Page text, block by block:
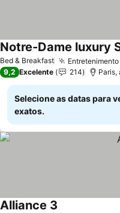
Bed & Breakfast
9,2 Excelente 214 Paris,
Selecione as datas para
exatos.
Alliance 3